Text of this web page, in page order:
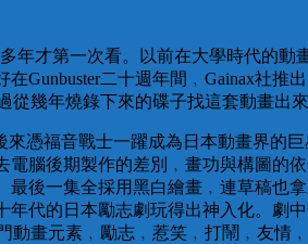
年才第一次看。以前在大學時代的
Gunbuster二十週年間﹐Gainax社
幾年燒錄下來的碟子找這套動畫出
憑福音戰士一躍成為日本動畫界的
腦後期製作的差別﹐畫功與構圖的
後一集全採用黑白繪畫﹐連草稿也
代的日本勵志劇玩得出神入化。劇
畫元素﹐勵志﹐惹笑﹐打鬧﹐友